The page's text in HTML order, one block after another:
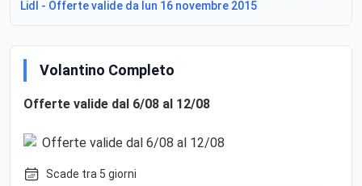
Lidl - Offerte valide da lun 16 novembre 2015
Volantino Completo
Offerte valide dal 6/08 al 12/08
Scade tra 5 giorni